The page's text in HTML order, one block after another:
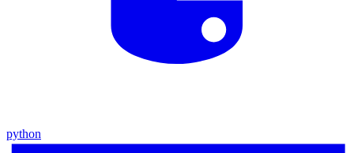
python